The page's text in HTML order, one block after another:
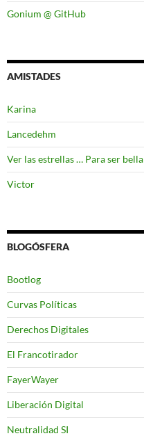
Gonium @ GitHub
AMISTADES
Karina
Lancedehm
Ver las estrellas … Para ser bella
Victor
BLOGÓSFERA
Bootlog
Curvas Políticas
Derechos Digitales
El Francotirador
FayerWayer
Liberación Digital
Neutralidad SI